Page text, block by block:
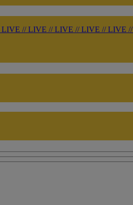
LIVE // LIVE // LIVE // LIVE // LIVE //